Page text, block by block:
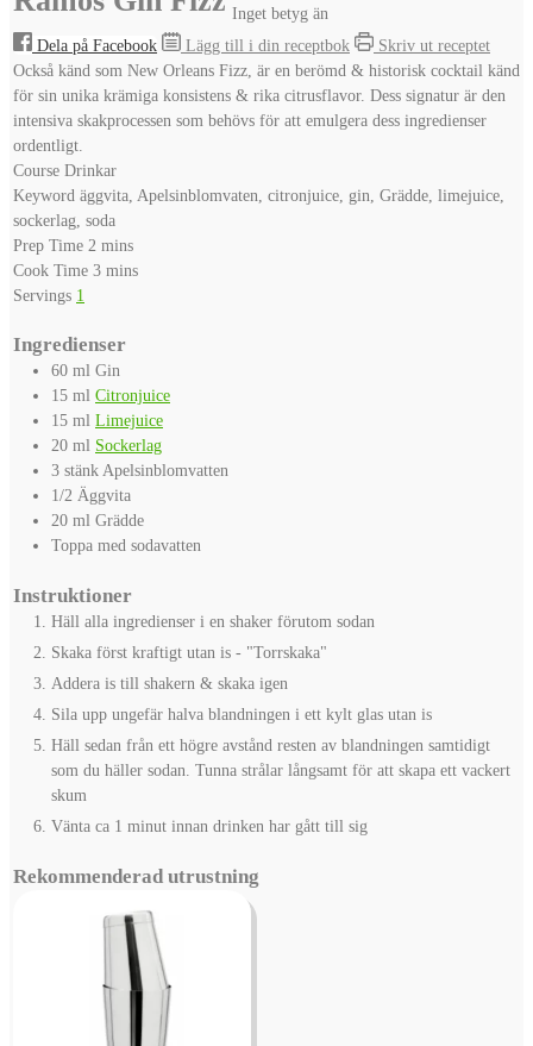
Inget betyg än
Dela på Facebook
Lägg till i din receptbok
Skriv ut receptet
Också känd som New Orleans Fizz, är en berömd & historisk cocktail känd
för sin unika krämiga konsistens & rika citrusflavor. Dess signatur är den
intensiva skakprocessen som behövs för att emulgera dess ingredienser
ordentligt.
Course Drinkar
Keyword äggvita, Apelsinblomvaten, citronjuice, gin, Grädde, limejuice,
sockerlag, soda
Prep Time 2 minutes
mins
Cook Time 3minutes
mins
Servings 1
Ingredienser
60 ml Gin
15 ml Citronjuice
15 ml Limejuice
20 ml Sockerlag
3 stänkApelsinblomvatten
1/2 Äggvita
20 ml Grädde
Toppa med sodavatten
Instruktioner
Häll alla ingredienser i en shaker förutom sodan
Skaka först kraftigt utan is - "Torrskaka"
Addera is till shakern & skaka igen
Sila upp ungefär halva blandningen i ett kylt glas utan is
Häll sedan från ett högre avstånd resten av blandningen samtidigt
som du häller sodan. Tunna strålar långsamt för att skapa ett vackert
skum
Vänta ca 1 minut innan drinken har gått till sig
Rekommenderad utrustning